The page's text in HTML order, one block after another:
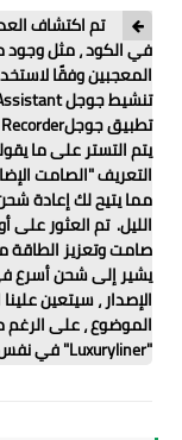
تم اكتشاف
في الكود ، مثل
المعجبين وفقًا
يتم التستر على ما
التعريف "الصامت
مما يتيح لك إعادة
الليل. تم العثور على
صامت وتعزيز الطاقة
يشير إلى شحن أسرع
الإصدار ، سيتعين
الموضوع ، على الرغم
"Luxuryliner" في نفس وقت إطلاق Pixel 6 ، أو بعد ذلك بقليل.